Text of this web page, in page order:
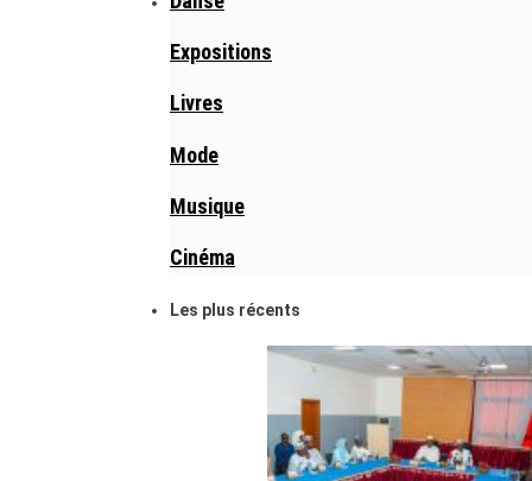
Expositions
Livres
Mode
Musique
Cinéma
Les plus récents